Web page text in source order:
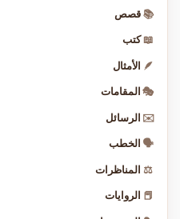
📚 قصص
📖 كتب
🪶 الأمثال
🎭 المقامات
✉️ الرسائل
🗣️ الخطب
⚖️ المناظرات
📕 الروايات